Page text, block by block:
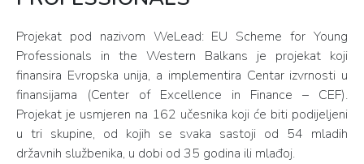
Projekat pod nazivom WeLead: EU Scheme for Young
Professionals in the Western Balkans je projekat koji
finansira Evropska unija, a implementira Centar izvrnosti u
finansijama (Center of Excellence in Finance – CEF).
Projekat je usmjeren na 162 učesnika koji će biti podijeljeni
u tri skupine, od kojih se svaka sastoji od 54 mladih
državnih službenika, u dobi od 35 godina ili mlađoj.